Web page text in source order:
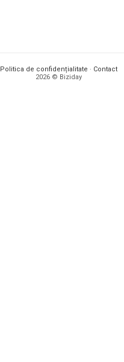
Politica de confidențialitate · Contact
2026 © Biziday